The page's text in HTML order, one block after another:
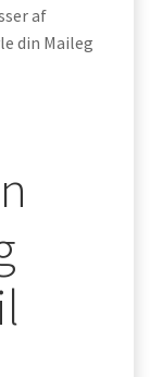
af
din Maileg